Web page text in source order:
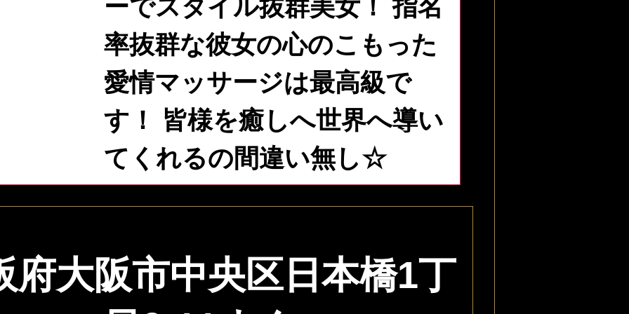
ーでスタイル抜群美女！ 指名
率抜群な彼女の心のこもった
愛情マッサージは最高級で
す！ 皆様を癒しへ世界へ導い
てくれるの間違い無し☆
府大阪市中央区日本橋1丁